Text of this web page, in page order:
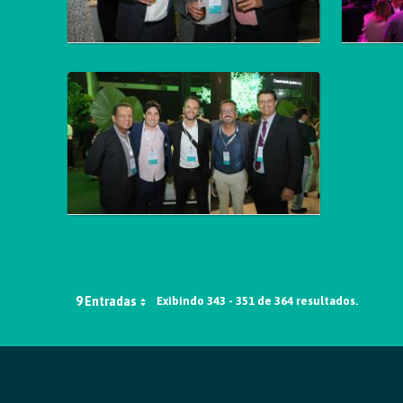
9 Entradas Exibindo 343 - 351 de 364 resultados.